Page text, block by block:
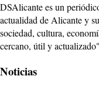
DSAlicante es un
actualidad de Alicante y
sociedad, cultura,
cercano, útil y
Noticias